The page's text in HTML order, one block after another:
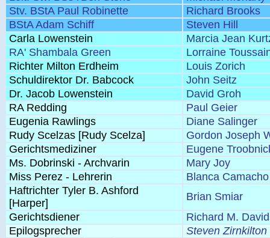
Stv. BStA Paul Robinette
Richard Brooks
BStA Adam Schiff
Steven Hill
Carla Lowenstein
Marcia Jean
RA' Shambala Green
Lorraine
Richter Milton Erdheim
Louis Zorich
Schuldirektor Dr. Babcock
John Seitz
Dr. Jacob Lowenstein
David Groh
RA Redding
Paul Geier
Eugenia Rawlings
Diane Salinger
Rudy Scelzas [Rudy Scelza]
Gordon Joseph
Gerichtsmediziner
Eugene
Ms. Dobrinski - Archvarin
Mary Joy
Miss Perez - Lehrerin
Blanca Camacho
Haftrichter Tyler B. Ashford
[Harper]
Brian Smiar
Gerichtsdiener
Richard M.
Epilogsprecher
Steven Zirnkilton